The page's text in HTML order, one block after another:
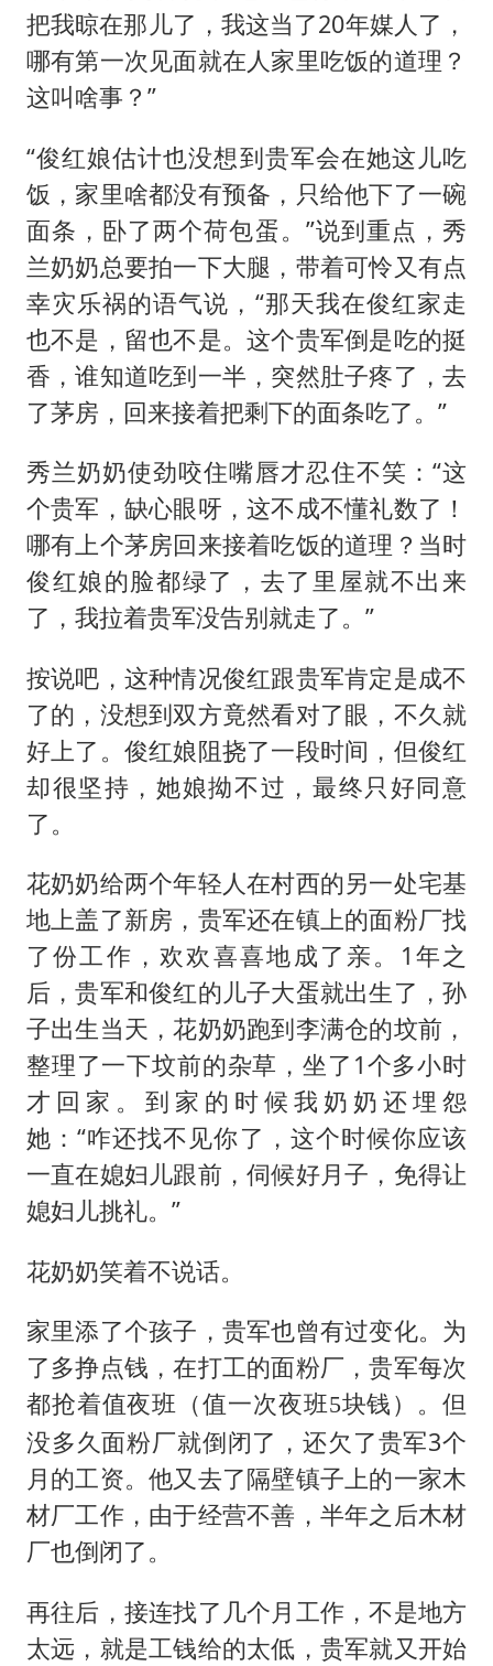
把我晾在那儿了，我这当了20年媒人了，
哪有第一次见面就在人家里吃饭的道理？
这叫啥事？”
“俊红娘估计也没想到贵军会在她这儿吃
饭，家里啥都没有预备，只给他下了一碗
面条，卧了两个荷包蛋。”说到重点，秀
兰奶奶总要拍一下大腿，带着可怜又有点
幸灾乐祸的语气说，“那天我在俊红家走
也不是，留也不是。这个贵军倒是吃的挺
香，谁知道吃到一半，突然肚子疼了，去
了茅房，回来接着把剩下的面条吃了。”
秀兰奶奶使劲咬住嘴唇才忍住不笑：“这
个贵军，缺心眼呀，这不成不懂礼数了！
哪有上个茅房回来接着吃饭的道理？当时
俊红娘的脸都绿了，去了里屋就不出来
了，我拉着贵军没告别就走了。”
按说吧，这种情况俊红跟贵军肯定是成不
了的，没想到双方竟然看对了眼，不久就
好上了。俊红娘阻挠了一段时间，但俊红
却很坚持，她娘拗不过，最终只好同意
了。
花奶奶给两个年轻人在村西的另一处宅基
地上盖了新房，贵军还在镇上的面粉厂找
了份工作，欢欢喜喜地成了亲。1年之
后，贵军和俊红的儿子大蛋就出生了，孙
子出生当天，花奶奶跑到李满仓的坟前，
整理了一下坟前的杂草，坐了1个多小时
才回家。到家的时候我奶奶还埋怨
她：“咋还找不见你了，这个时候你应该
一直在媳妇儿跟前，伺候好月子，免得让
媳妇儿挑礼。”
花奶奶笑着不说话。
家里添了个孩子，贵军也曾有过变化。为
了多挣点钱，在打工的面粉厂，贵军每次
都抢着值夜班（值一次夜班5块钱 ）。但
没多久面粉厂就倒闭了，还欠了贵军3个
月的工资。他又去了隔壁镇子上的一家木
材厂工作，由于经营不善，半年之后木材
厂也倒闭了。
再往后，接连找了几个月工作，不是地方
太远，就是工钱给的太低，贵军就又开始